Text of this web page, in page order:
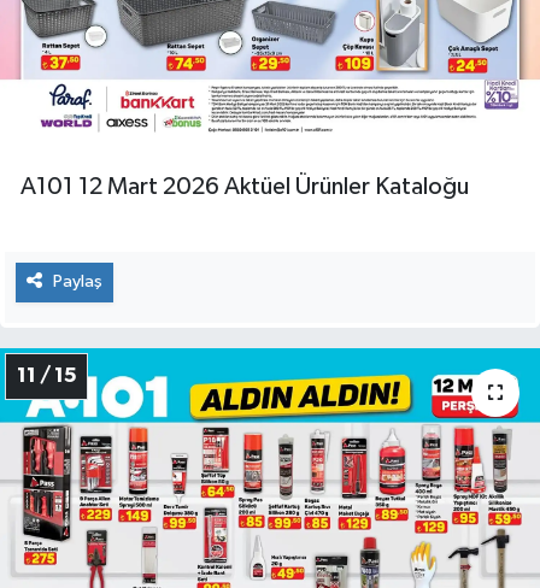
A101 12 Mart 2026 Aktüel Ürünler Kataloğu
Paylaş
11 / 15